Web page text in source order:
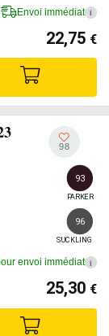
Envoi immédiat i
22,75 €
98
93
PARKER
96
SUCKLING
envoi immédiat i
25,30 €